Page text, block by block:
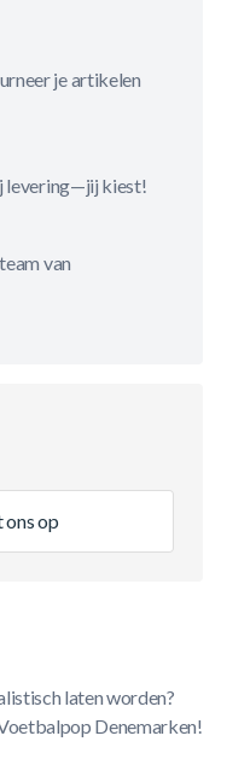
je artikelen
levering—jij kiest!
van
ons op
laten worden?
Denemarken!